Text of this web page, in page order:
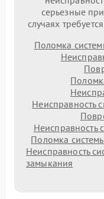
серьезные
случаях
Поломка
Неисправность
Неисправность
Поломка
Неисправность
замыкания